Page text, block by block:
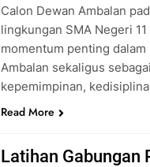
Calon Dewan Ambalan
lingkungan SMA Negeri
momentum penting
Ambalan sekaligus
kepemimpinan,
Read More
Latihan Gabungan